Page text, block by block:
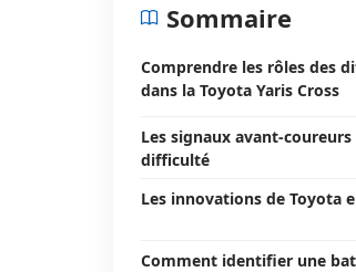
Sommaire
Comprendre les rôles des
dans la Toyota Yaris Cross
Les signaux avant-
difficulté
Les innovations de Toyota
Comment identifier une